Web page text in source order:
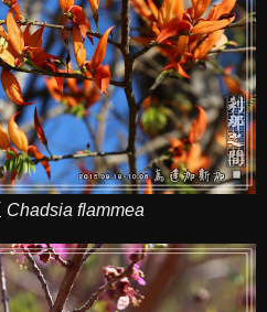
Chadsia flammea